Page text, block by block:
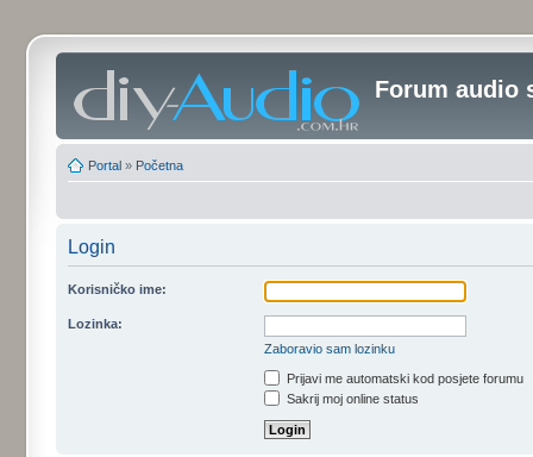
Forum audio
Portal » Početna
Login
Korisničko ime:
Lozinka:
Zaboravio sam lozinku
Prijavi me automatski kod posjete forumu
Sakrij moj online status